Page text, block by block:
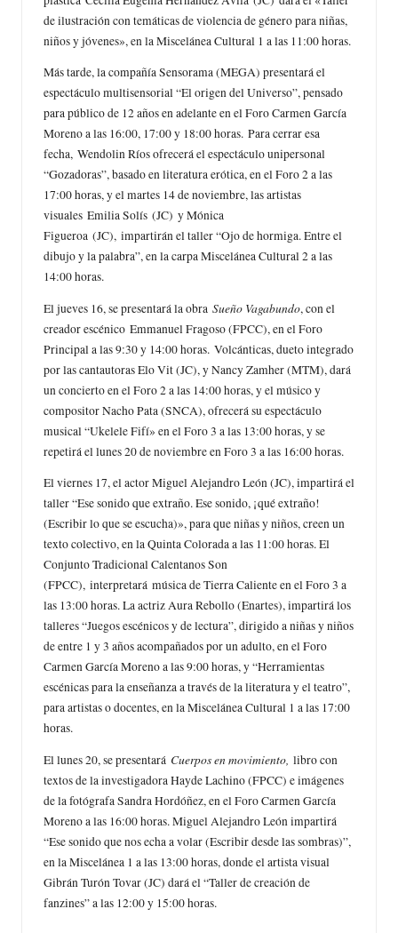
de ilustración con temáticas de violencia de género para niñas,
niños y jóvenes», en la Miscelánea Cultural 1 a las 11:00 horas.
Más tarde, la compañía Sensorama (MEGA) presentará el
espectáculo multisensorial “El origen del Universo”, pensado
para público de 12 años en adelante en el Foro Carmen García
Moreno a las 16:00, 17:00 y 18:00 horas. Para cerrar esa
fecha, Wendolin Ríos ofrecerá el espectáculo unipersonal
“Gozadoras”, basado en literatura erótica, en el Foro 2 a las
17:00 horas, y el martes 14 de noviembre, las artistas
visuales Emilia Solís (JC) y Mónica
Figueroa (JC), impartirán el taller “Ojo de hormiga. Entre el
dibujo y la palabra”, en la carpa Miscelánea Cultural 2 a las
14:00 horas.
El jueves 16, se presentará la obra Sueño Vagabundo, con el
creador escénico Emmanuel Fragoso (FPCC), en el Foro
Principal a las 9:30 y 14:00 horas. Volcánticas, dueto integrado
por las cantautoras Elo Vit (JC), y Nancy Zamher (MTM), dará
un concierto en el Foro 2 a las 14:00 horas, y el músico y
compositor Nacho Pata (SNCA), ofrecerá su espectáculo
musical “Ukelele Fifí» en el Foro 3 a las 13:00 horas, y se
repetirá el lunes 20 de noviembre en Foro 3 a las 16:00 horas.
El viernes 17, el actor Miguel Alejandro León (JC), impartirá el
taller “Ese sonido que extraño. Ese sonido, ¡qué extraño!
(Escribir lo que se escucha)», para que niñas y niños, creen un
texto colectivo, en la Quinta Colorada a las 11:00 horas. El
Conjunto Tradicional Calentanos Son
(FPCC), interpretará música de Tierra Caliente en el Foro 3 a
las 13:00 horas. La actriz Aura Rebollo (Enartes), impartirá los
talleres “Juegos escénicos y de lectura”, dirigido a niñas y niños
de entre 1 y 3 años acompañados por un adulto, en el Foro
Carmen García Moreno a las 9:00 horas, y “Herramientas
escénicas para la enseñanza a través de la literatura y el teatro”,
para artistas o docentes, en la Miscelánea Cultural 1 a las 17:00
horas.
El lunes 20, se presentará Cuerpos en movimiento, libro con
textos de la investigadora Hayde Lachino (FPCC) e imágenes
de la fotógrafa Sandra Hordóñez, en el Foro Carmen García
Moreno a las 16:00 horas. Miguel Alejandro León impartirá
“Ese sonido que nos echa a volar (Escribir desde las sombras)”,
en la Miscelánea 1 a las 13:00 horas, donde el artista visual
Gibrán Turón Tovar (JC) dará el “Taller de creación de
fanzines” a las 12:00 y 15:00 horas.